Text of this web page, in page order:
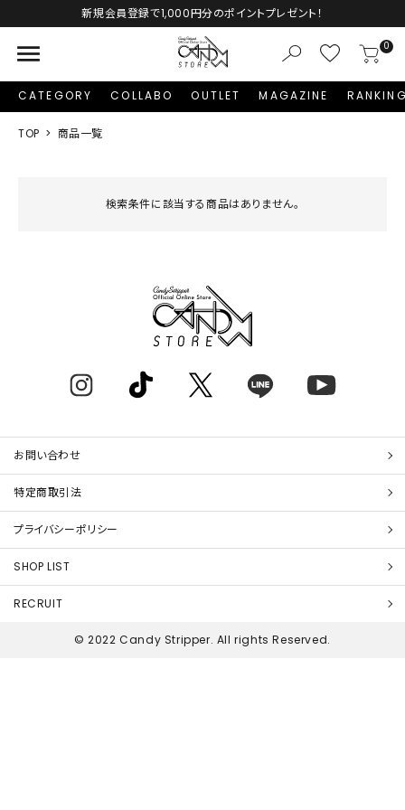
新規会員登録で1,000円分のポイントプレゼント！
menu 0
CATEGORY COLLABO OUTLET MAGAZINE
TOP 商品一覧
検索条件に該当する商品はありません。
お問い合わせ
特定商取引法
プライバシーポリシー
SHOP LIST
RECRUIT
© 2022 Candy Stripper. All rights Reserved.